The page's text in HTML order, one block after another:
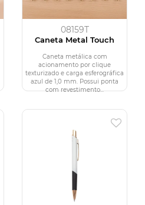
08159T
Caneta Metal Touch
Caneta metálica com
acionamento por clique
texturizado e carga esferográfica
azul de 1,0 mm. Possui ponta
com revestimento...